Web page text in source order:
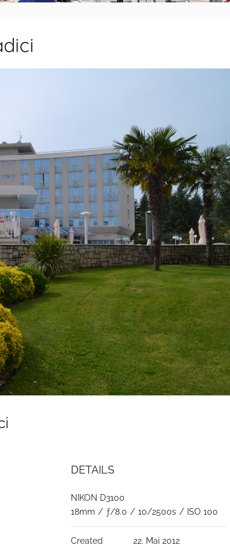
DETAILS
NIKON D3100
18mm / ƒ/8.0 / 10/2500s / ISO 100
Created
22. Mai 2012